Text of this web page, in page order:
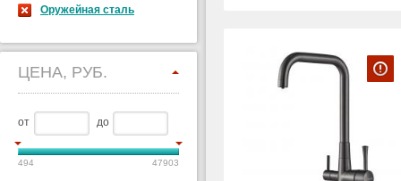
Оружейная сталь
ЦЕНА, РУБ.
от до
494 47903